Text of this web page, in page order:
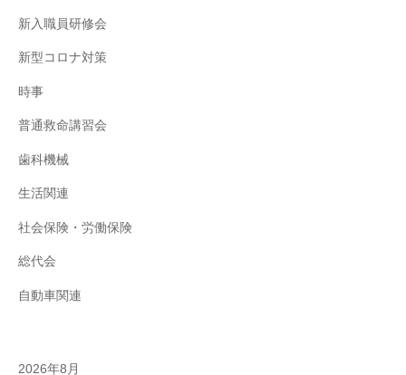
新入職員研修会
新型コロナ対策
時事
普通救命講習会
歯科機械
生活関連
社会保険・労働保険
総代会
自動車関連
2026年8月